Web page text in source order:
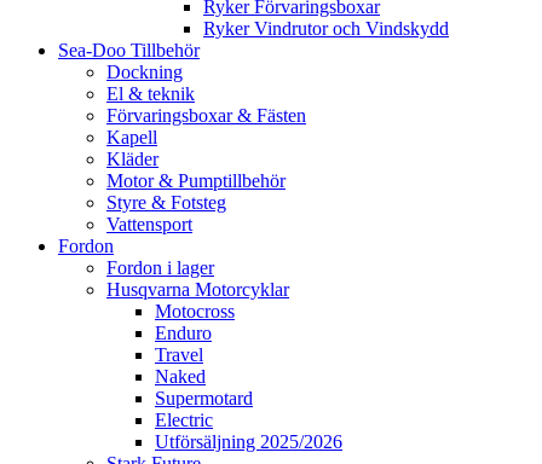
Ryker Förvaringsboxar
Ryker Vindrutor och Vindskydd
Sea-Doo Tillbehör
Dockning
El & teknik
Förvaringsboxar & Fästen
Kapell
Kläder
Motor & Pumptillbehör
Styre & Fotsteg
Vattensport
Fordon
Fordon i lager
Husqvarna Motorcyklar
Motocross
Enduro
Travel
Naked
Supermotard
Electric
Utförsäljning 2025/2026